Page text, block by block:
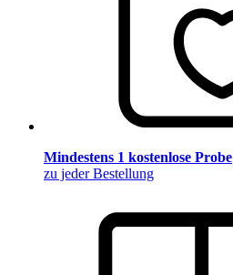
Mindestens 1 kostenlose Probe
zu jeder Bestellung